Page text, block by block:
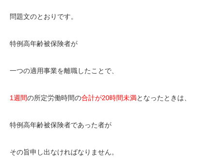
問題文のとおりです。
特例高年齢被保険者が
一つの適用事業を離職したことで、
1週間の所定労働時間の合計が20時間未満となったときは、
特例高年齢被保険者であった者が
その旨申し出なければなりません。